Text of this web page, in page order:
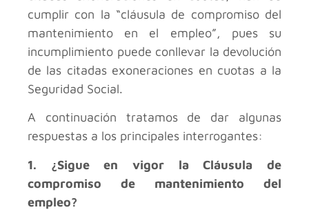
cumplir con la “cláusula de compromiso del
mantenimiento en el empleo”, pues su
incumplimiento puede conllevar la devolución
de las citadas exoneraciones en cuotas a la
Seguridad Social.
A continuación tratamos de dar algunas
respuestas a los principales interrogantes:
1. ¿Sigue en vigor la Cláusula de
compromiso de mantenimiento del
empleo?